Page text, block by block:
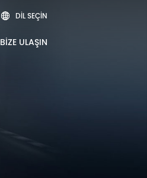
 DIL SEÇIN
BIZE ULAŞIN